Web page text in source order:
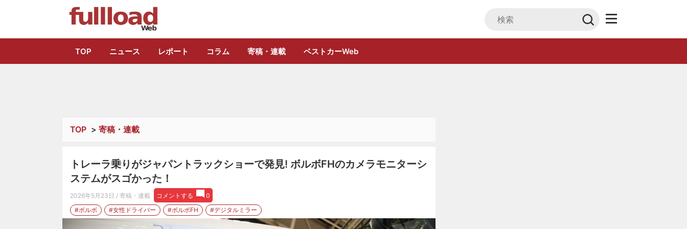
TOP ニュース レポート コラム 寄稿・連載 ベストカーWeb
TOP > 寄稿・連載
トレーラ乗りがジャパントラックショーで発見! ボルボFHのカメラモニターシ
ステムがスゴかった！
2026年5月23日 / 寄稿・連載 コメントする
0
#ボルボ
#女性ドライバー #ボルボFH #デジタルミラー